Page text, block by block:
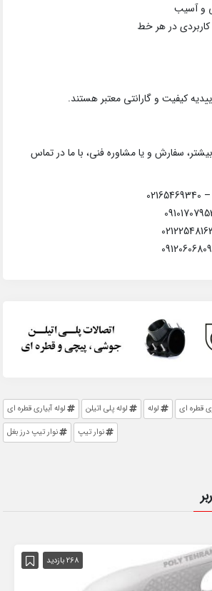
و آسیب
در هر خط
کیفیت و گارانتی معتبر هستند.
سفارش و یا مشاوره فنی، با ما در تماس
قطره ای لوله لوله پلی اتیلن
لوله آبیاری قطره ای
نوار تیپ
نوار تیپ درز بغل
268 بازدید